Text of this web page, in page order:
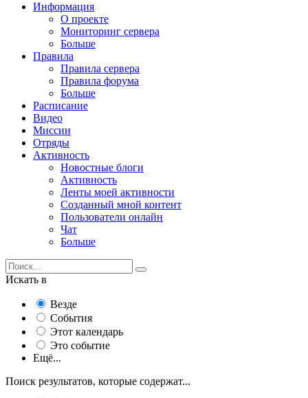
Информация
О проекте
Мониторинг сервера
Больше
Правила
Правила сервера
Правила форума
Больше
Расписание
Видео
Миссии
Отряды
Активность
Новостные блоги
Активность
Ленты моей активности
Созданный мной контент
Пользователи онлайн
Чат
Больше
Искать в
Везде
События
Этот календарь
Это событие
Ещё...
Поиск результатов, которые содержат...